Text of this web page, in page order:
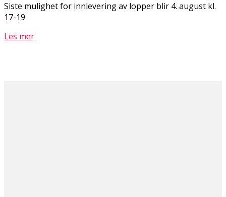
Siste mulighet for innlevering av lopper blir 4. august kl.
17-19
Les mer